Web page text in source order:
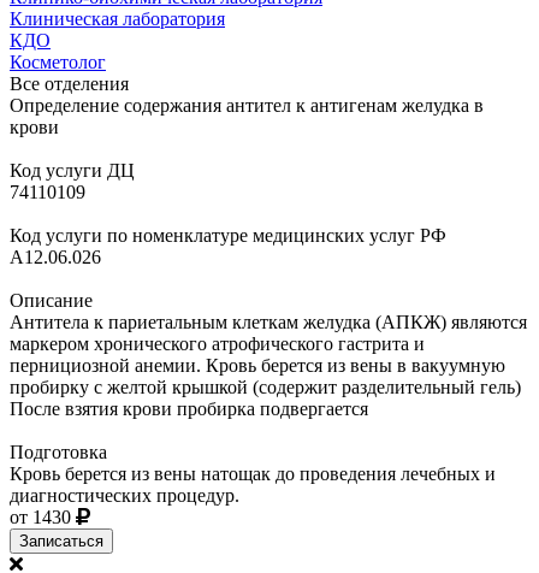
Клиническая лаборатория
КДО
Косметолог
Все отделения
Определение содержания антител к антигенам желудка в
крови
Код услуги ДЦ
74110109
Код услуги по номенклатуре медицинских услуг РФ
A12.06.026
Описание
Антитела к париетальным клеткам желудка (АПКЖ) являются
маркером хронического атрофического гастрита и
пернициозной анемии. Кровь берется из вены в вакуумную
пробирку с желтой крышкой (содержит разделительный гель)
После взятия крови пробирка подвергается
Подготовка
Кровь берется из вены натощак до проведения лечебных и
диагностических процедур.
от 1430
Записаться